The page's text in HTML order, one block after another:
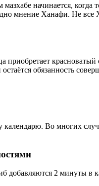
начинается, когда
мнение Ханафи. Не
приобретает
обязанность
календарю. Во многих
2 минуты в